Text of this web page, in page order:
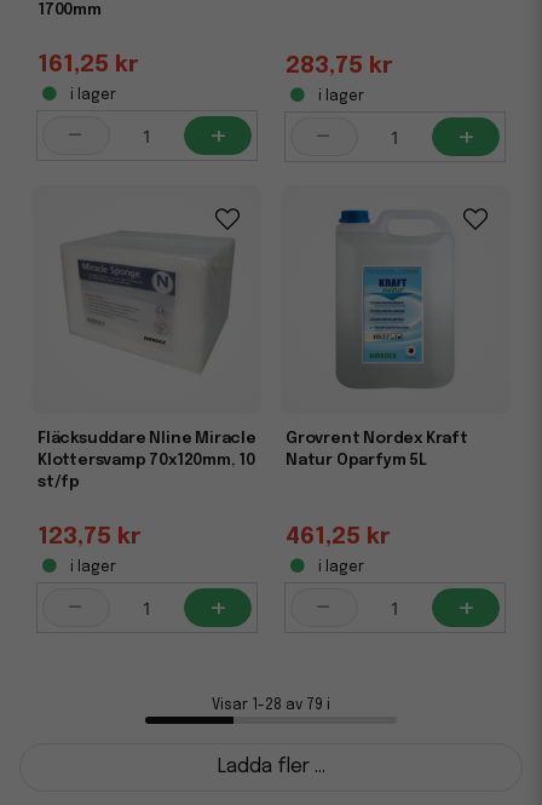
1700mm
161,25 kr
i lager
- +
283,75 kr
i lager
- +
Fläcksuddare Nline Miracle
Klottersvamp 70x120mm, 10
st/fp
123,75 kr
i lager
- +
Grovrent Nordex Kraft
Natur Oparfym 5L
461,25 kr
i lager
- +
Visar 1-28 av 79 i
Ladda fler ...